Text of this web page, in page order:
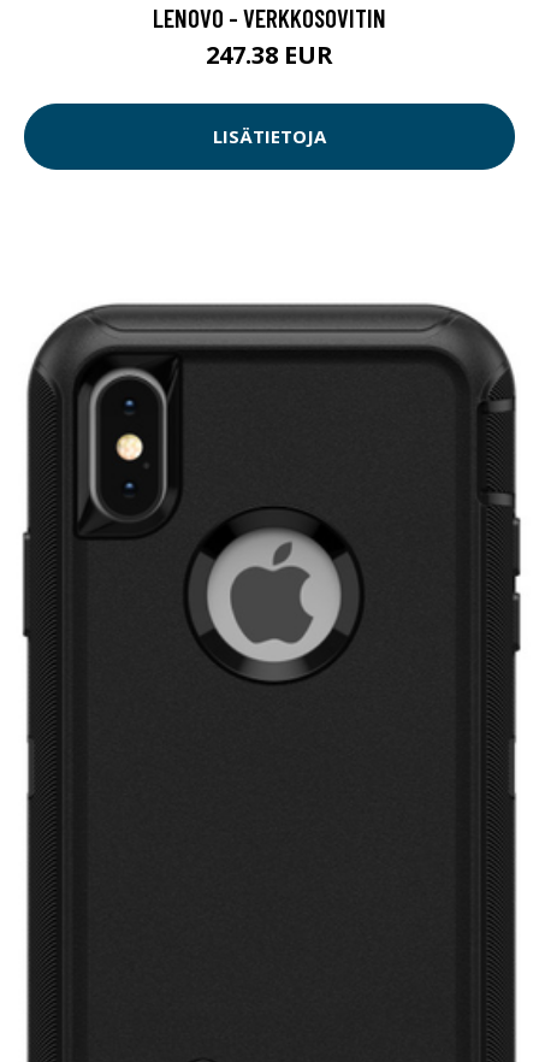
LENOVO - VERKKOSOVITIN
247.38 EUR
LISÄTIETOJA